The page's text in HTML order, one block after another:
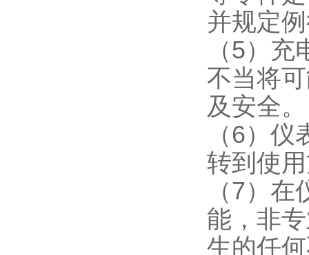
并规定
（5）
不当将
及安全。
（6）
转到使
（7）
能，非
生的任